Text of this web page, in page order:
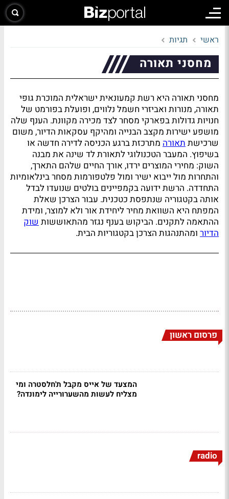
ראשי תגיות
מחסני תאורה
מחסני תאורה היא רשת קמעונאית ישראלית המוכרת גופי
תאורה, מנורות ואביזרי חשמל נלווים, ופועלת בפורמט של
חנויות גדולות בפארקי מסחר לצד מכירה מקוונת. הענף שלה
מושפע ישירות מקצב הבנייה ומהיקף עסקאות הדיור, משום
שרכישתתאורה מתרכזת ברגע הכניסה לדירה חדשה או
בשיפוץ. המעבר הטכנולוגי לתאורת לד שינה את מבנה
השוק: מחירי המוצרים ירדו, אורך החיים שלהם התארך,
והתחרות מול ייבוא ישיר ומול פלטפורמות מסחר בינלאומיות
התחדדה. הרשת ידועה בקמפיינים בולטים שנועדו לבדל
אותה בקטגוריה שנתפסת כטכנית. עבור הצרכן שאלת
המפתח היא השוואת מחיר ליחידת אור ולא למוצר, ומידת
ההתאמה לתקנים. הביקוש בענף נגזר מהתאוששותשוק
הדיור ומהתנהגות הצרכן בקטגוריות הבית.
פרסום ראשון
המצעד של אייס מקבל ת'חלסטרה ומי
מצליח לעשות מהשערורייה לימונדה?
radio